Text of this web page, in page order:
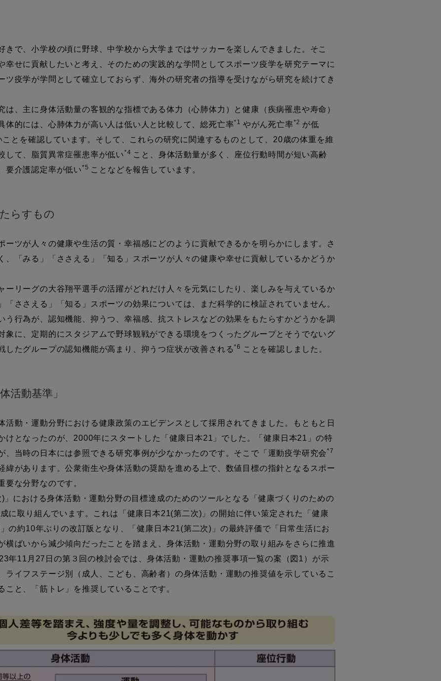
で、小学校の頃に野球、中学校から大学まではサッカーを楽しんできました。そこ
幸せに貢献したいと考え、そのための実践的な学問としてスポーツ疫学を研究テーマに
ツ疫学が学問として確立しておらず、海外の研究者の指導を受けながら研究を続けてき
、主に身体活動量の客観的な指標である体力（心肺体力）と健康（疾病罹患や寿命）
体的には、心肺体力が高い人は低い人と比較して、総死亡率*1 やがん死亡率*2 が低
ことを確認しています。そして、これらの研究に関連するものとして、20歳の体重を維
して、脂質異常症罹患率が低い*4 こと、身体活動量が多く、座位行動時間が短い高齢
要介護認定率が低い*5 ことなどを報告しています。
らすもの
ツが人々の健康や生活の質・幸福感にどのように貢献できるかを明らかにします。さ
、「みる」「ささえる」「知る」スポーツが人々の健康や幸せに貢献しているかどうか
リーグの大谷翔平選手の活躍がどれだけ人々を元気にしたり、楽しみを与えているか
「ささえる」「知る」スポーツの効果については、まだ科学的に検証されていません。
う行為が、認知機能、抑うつ、幸福感、抗ストレスなどの効果をもたらすかどうかを調
象に、定期的にスタジアムで野球観戦ができる環境をつくったグループとそうでないグ
したグループの認知機能が高まり、抑うつ症状が改善される*6 ことを確認しました。
活動基準」
動・運動分野における健康政策のエビデンスとして採用されてきました。もともと日
けとなったのが、2000年にスタートした「健康日本21」でした。「健康日本21」の特
、当時の日本には参照できる研究事例が少なかったのです。そこで「運動疫学研究会*7
緯があります。公衆衛生や身体活動の奨励を進める上で、数値目標の指針となるスポー
要な分野なのです。
における身体活動・運動分野の目標達成のためのツールとなる「健康づくりのための
に取り組んでいます。これは「健康日本21(第二次)」の開始に伴い策定された「健康
の約10年ぶりの改訂版となり、「健康日本21(第二次)」の最終評価で「日常生活にお
横ばいから減少傾向だったことを踏まえ、身体活動・運動分野の取り組みをさらに推進
年11月27日の第３回の検討会では、身体活動・運動の推奨事項一覧の案（図1）が示
ライフステージ別（成人、こども、高齢者）の身体活動・運動の推奨値を示しているこ
こと、「筋トレ」を推奨していることです。